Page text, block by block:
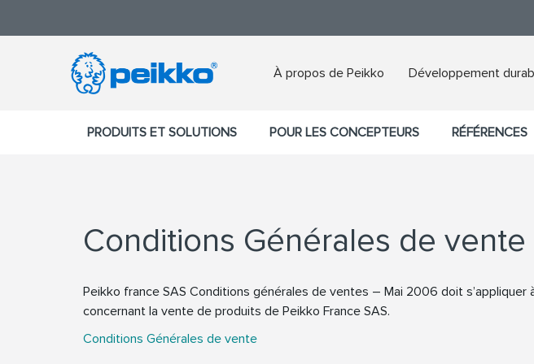
À propos de Peikko Développement
PRODUITS ET SOLUTIONS POUR LES CONCEPTEURS RÉFÉRENCES
Conditions Générales de vente
Peikko france SAS Conditions générales de ventes – Mai 2006 doit s’appliquer
concernant la vente de produits de Peikko France SAS.
Conditions Générales de vente